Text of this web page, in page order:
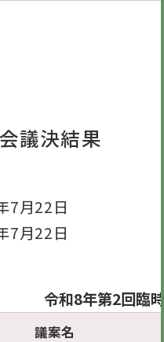
議決結果
月22日
月22日
令和8年第2回臨
議案名